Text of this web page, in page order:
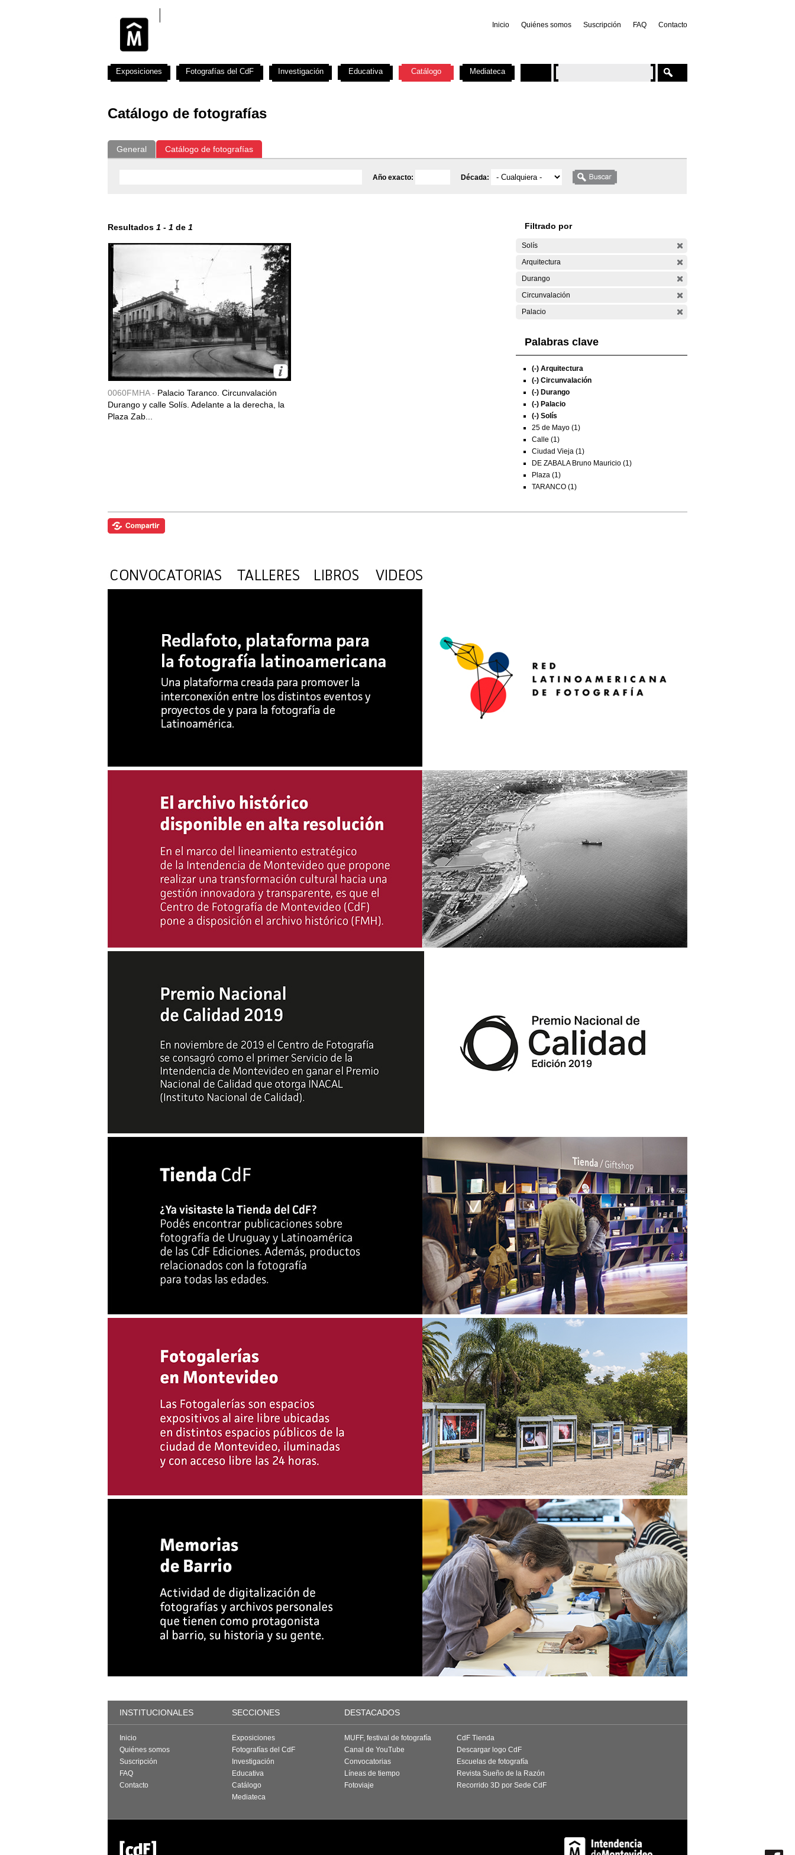
Inicio Quiénes somos Suscripción FAQ Contacto
Catálogo de fotografías
General Catálogo de fotografías
Año exacto: Década:
Resultados 1 - 1 de 1
0060FMHA - Palacio Taranco. Circunvalación
Durango y calle Solís. Adelante a la derecha, la
Plaza Zab...
Filtrado por
Solís
Arquitectura
Durango
Circunvalación
Palacio
Palabras clave
(-) Arquitectura
(-) Circunvalación
(-) Durango
(-) Palacio
(-) Solís
25 de Mayo (1)
Calle (1)
Ciudad Vieja (1)
DE ZABALA Bruno Mauricio (1)
Plaza (1)
TARANCO (1)
Exposiciones Fotografías del CdF Investigación Educativa Catálogo Mediateca
INSTITUCIONALES SECCIONES DESTACADOS
Inicio
Quiénes somos
Suscripción
FAQ
Contacto
Exposiciones
Fotografías del CdF
Investigación
Educativa
Catálogo
Mediateca
MUFF, festival de fotografía
Canal de YouTube
Convocatorias
Líneas de tiempo
Fotoviaje
CdF Tienda
Descargar logo CdF
Escuelas de fotografía
Revista Sueño de la Razón
Recorrido 3D por Sede CdF